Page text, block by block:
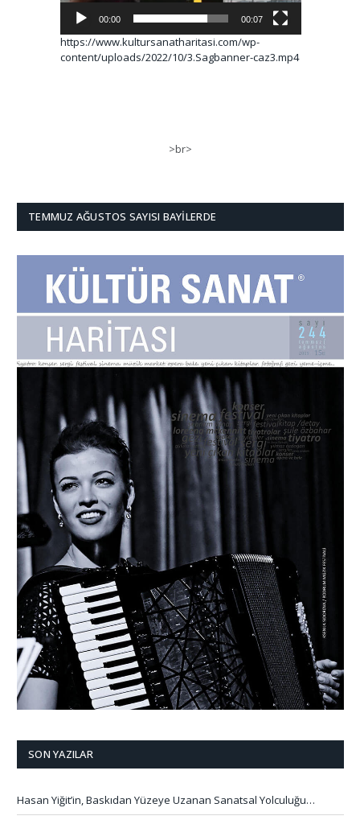
00:00 00:07
https://www.kultursanatharitasi.com/wp-
content/uploads/2022/10/3.Sagbanner-caz3.mp4
>br>
TEMMUZ AĞUSTOS SAYISI BAYILERDE
SON YAZILAR
Hasan Yiğit’in, Baskıdan Yüzeye Uzanan Sanatsal Yolculuğu…